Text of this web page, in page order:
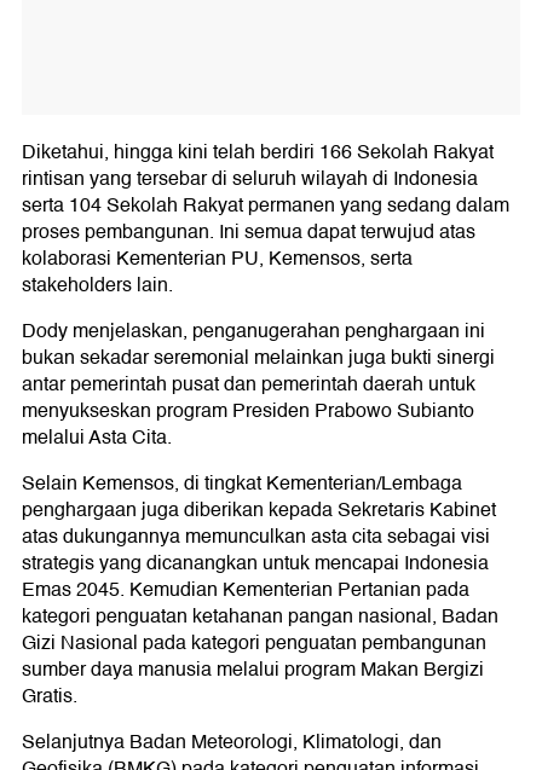
Diketahui, hingga kini telah berdiri 166 Sekolah Rakyat
rintisan yang tersebar di seluruh wilayah di Indonesia
serta 104 Sekolah Rakyat permanen yang sedang dalam
proses pembangunan. Ini semua dapat terwujud atas
kolaborasi Kementerian PU, Kemensos, serta
stakeholders lain.
Dody menjelaskan, penganugerahan penghargaan ini
bukan sekadar seremonial melainkan juga bukti sinergi
antar pemerintah pusat dan pemerintah daerah untuk
menyukseskan program Presiden Prabowo Subianto
melalui Asta Cita.
Selain Kemensos, di tingkat Kementerian/Lembaga
penghargaan juga diberikan kepada Sekretaris Kabinet
atas dukungannya memunculkan asta cita sebagai visi
strategis yang dicanangkan untuk mencapai Indonesia
Emas 2045. Kemudian Kementerian Pertanian pada
kategori penguatan ketahanan pangan nasional, Badan
Gizi Nasional pada kategori penguatan pembangunan
sumber daya manusia melalui program Makan Bergizi
Gratis.
Selanjutnya Badan Meteorologi, Klimatologi, dan